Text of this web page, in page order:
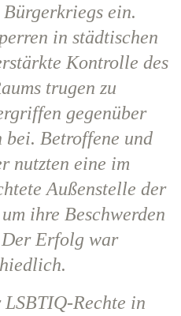
ein.
in städtischen
Kontrolle des
trugen zu
gegenüber
bei. Betroffene und
nutzten eine im
Außenstelle der
ihre Beschwerden
Erfolg war
Rechte in